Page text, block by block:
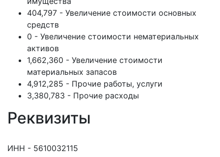
404,797 - Увеличение стоимости основных
средств
0 - Увеличение стоимости нематериальных
активов
1,662,360 - Увеличение стоимости
материальных запасов
4,912,285 - Прочие работы, услуги
3,380,783 - Прочие расходы
Реквизиты
ИНН - 5610032115